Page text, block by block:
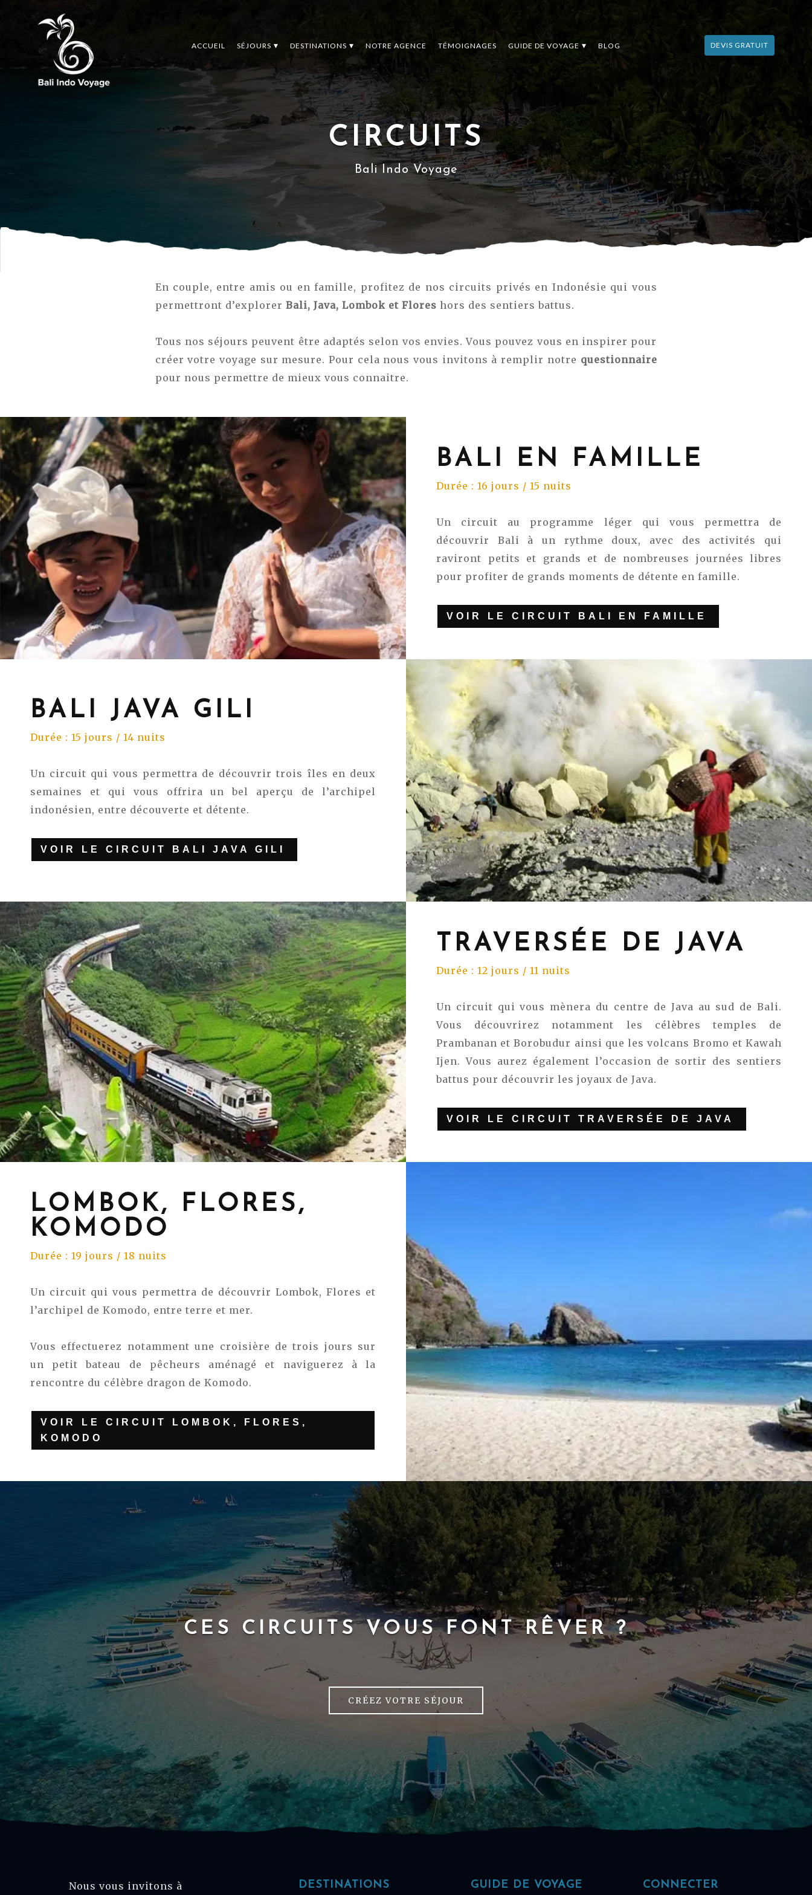
ACCUEIL SÉJOURS DESTINATIONS NOTRE AGENCE TÉMOIGNAGES GUIDE DE VOYAGE BLOG DEVIS GRATUIT
CIRCUITS
Bali Indo Voyage
En couple, entre amis ou en famille, profitez de nos circuits privés en Indonésie qui vous
permettront d’explorer Bali, Java, Lombok et Flores hors des sentiers battus.
Tous nos séjours peuvent être adaptés selon vos envies. Vous pouvez vous en inspirer pour
créer votre voyage sur mesure. Pour cela nous vous invitons à remplir notre questionnaire
pour nous permettre de mieux vous connaitre.
BALI EN FAMILLE
Durée : 16 jours / 15 nuits
Un circuit au programme léger qui vous permettra de
découvrir Bali à un rythme doux, avec des activités qui
raviront petits et grands et de nombreuses journées libres
pour profiter de grands moments de détente en famille.
VOIR LE CIRCUIT BALI EN FAMILLE
BALI JAVA GILI
Durée : 15 jours / 14 nuits
Un circuit qui vous permettra de découvrir trois îles en deux
semaines et qui vous offrira un bel aperçu de l’archipel
indonésien, entre découverte et détente.
VOIR LE CIRCUIT BALI JAVA GILI
TRAVERSÉE DE JAVA
Durée : 12 jours / 11 nuits
Un circuit qui vous mènera du centre de Java au sud de Bali.
Vous découvrirez notamment les célèbres temples de
Prambanan et Borobudur ainsi que les volcans Bromo et Kawah
Ijen. Vous aurez également l’occasion de sortir des sentiers
battus pour découvrir les joyaux de Java.
VOIR LE CIRCUIT TRAVERSÉE DE JAVA
LOMBOK, FLORES,
KOMODO
Durée : 19 jours / 18 nuits
Un circuit qui vous permettra de découvrir Lombok, Flores et
l’archipel de Komodo, entre terre et mer.
Vous effectuerez notamment une croisière de trois jours sur
un petit bateau de pêcheurs aménagé et naviguerez à la
rencontre du célèbre dragon de Komodo.
VOIR LE CIRCUIT LOMBOK, FLORES,
KOMODO
CES CIRCUITS VOUS FONT RÊVER ?
CRÉEZ VOTRE SÉJOUR
Nous vous invitons à
DESTINATIONS GUIDE DE VOYAGE CONNECTER